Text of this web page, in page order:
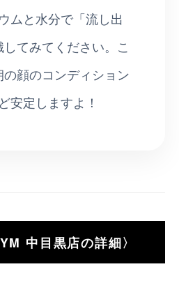
ムと水分で「流し出
てみてください。こ
顔のコンディション
安定しますよ！
中目黒店の詳細〉